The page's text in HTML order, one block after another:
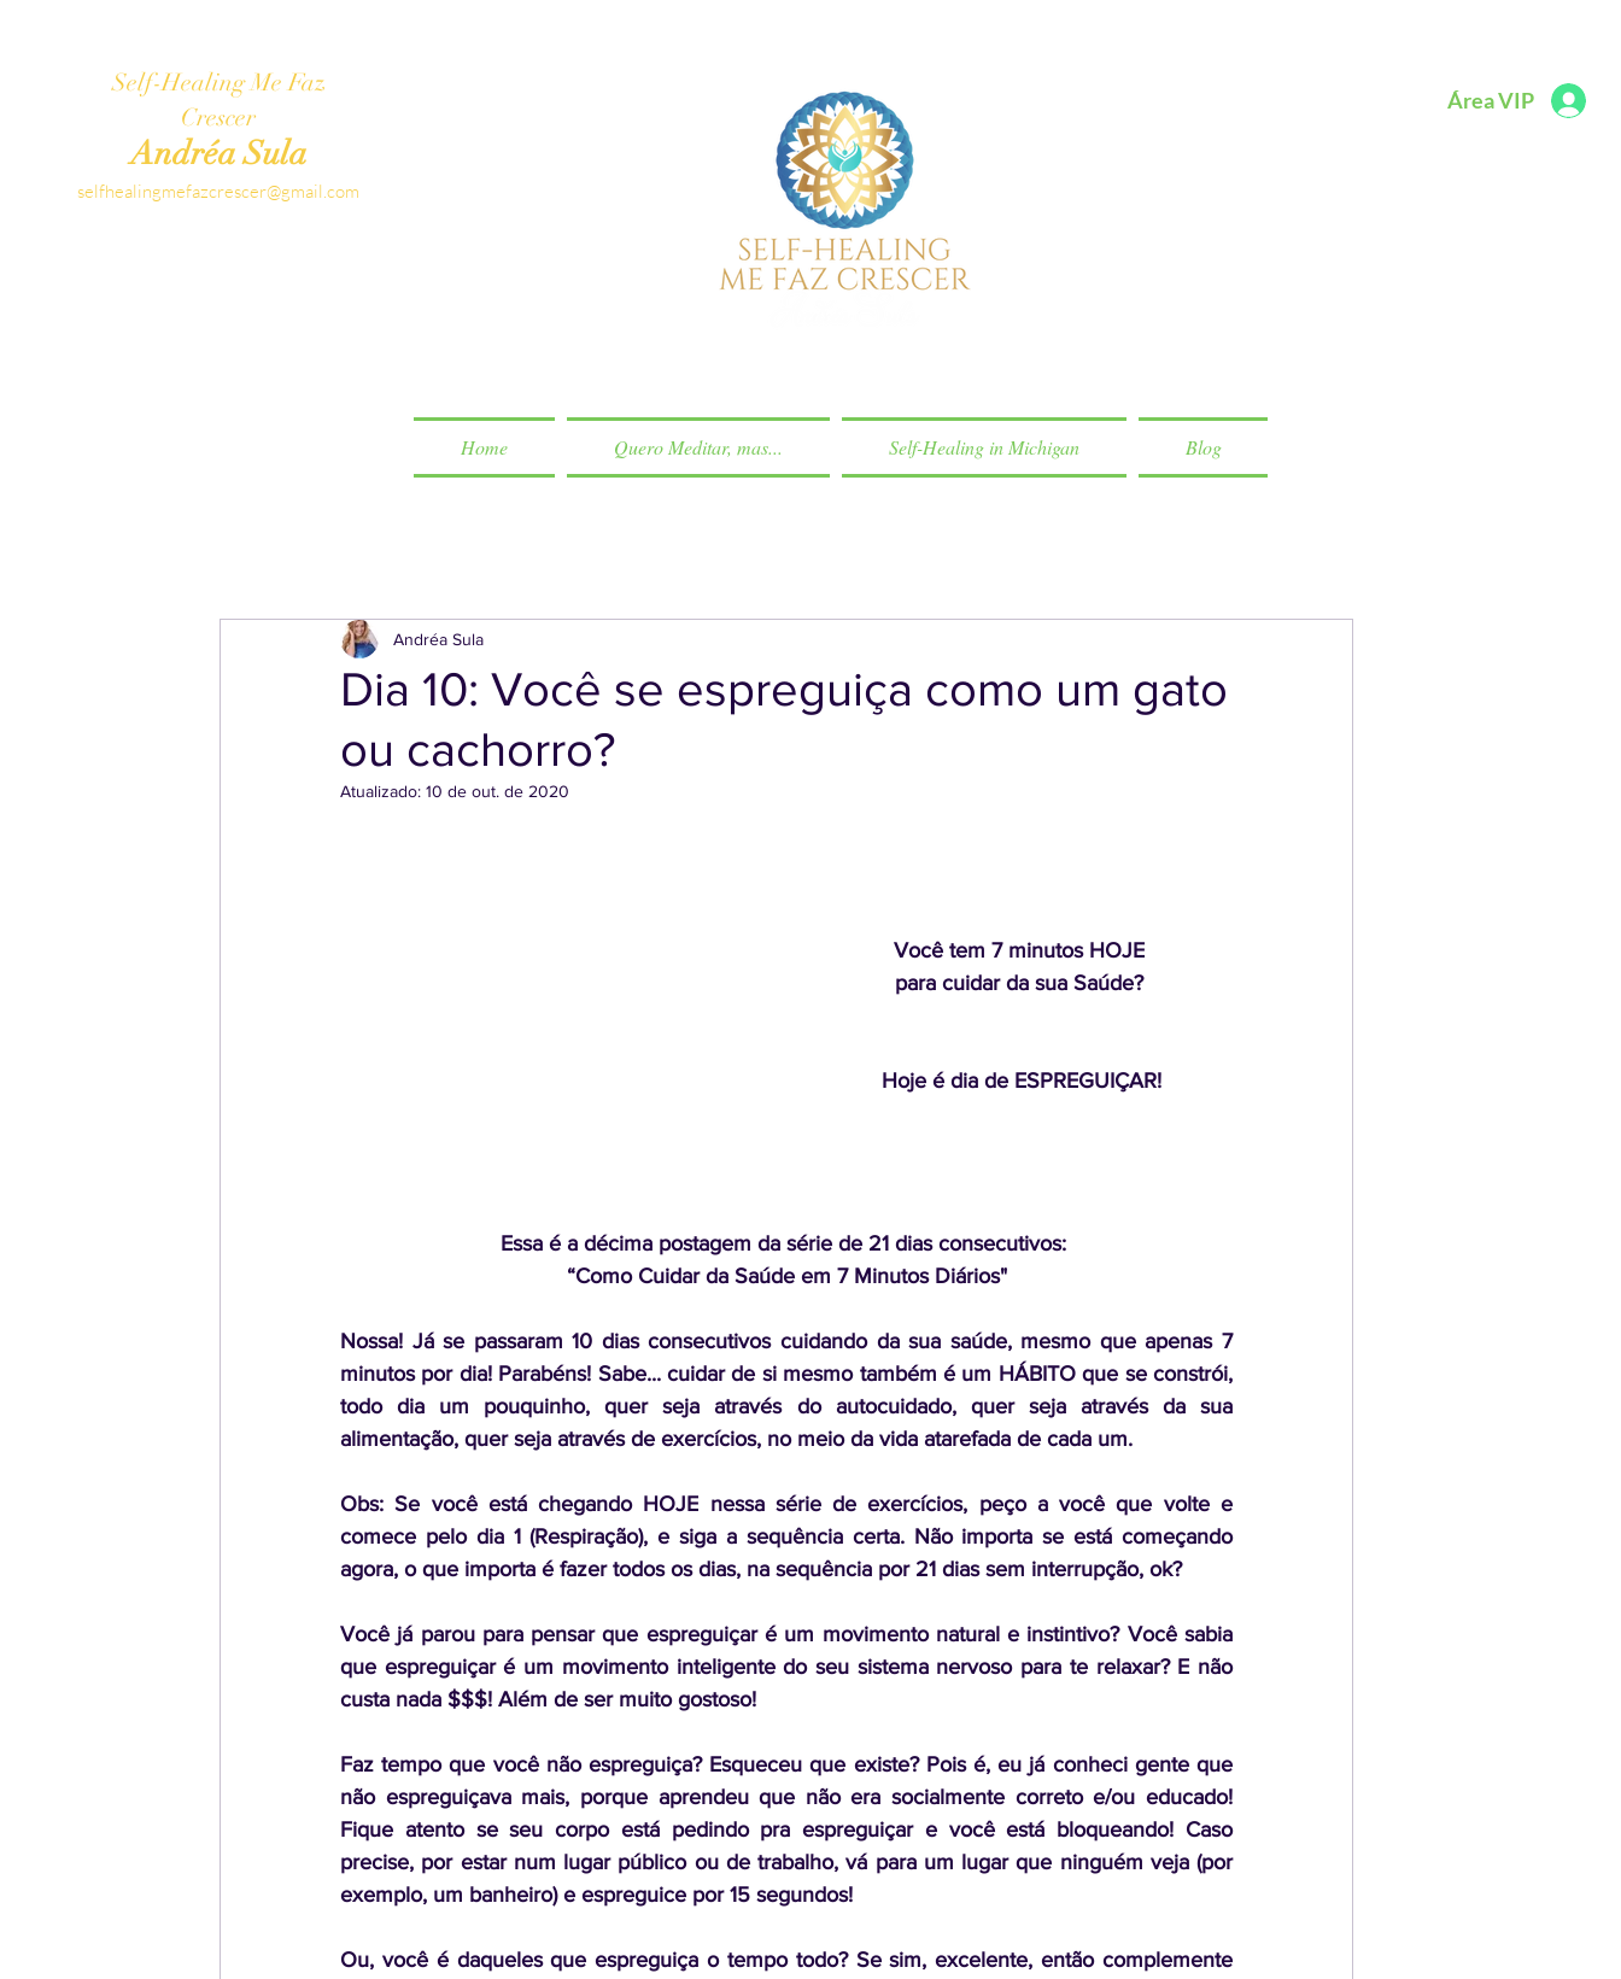
Self-Healing Me Faz
Crescer
Andréa Sula
selfhealingmefazcrescer@gmail.com
Área VIP
Home Quero Meditar, mas... Self-Healing in Michigan Blog
Dia 10: Você se espreguiça como um gato
ou cachorro?
Andréa Sula
Atualizado: 10 de out. de 2020
Você tem 7 minutos HOJE
para cuidar da sua Saúde?
Hoje é dia de ESPREGUIÇAR!
Essa é a décima postagem da série de 21 dias consecutivos:
“Como Cuidar da Saúde em 7 Minutos Diários"
Nossa! Já se passaram 10 dias consecutivos cuidando da sua saúde, mesmo que apenas 7
minutos por dia! Parabéns! Sabe... cuidar de si mesmo também é um HÁBITO que se constrói,
todo dia um pouquinho, quer seja através do autocuidado, quer seja através da sua
alimentação, quer seja através de exercícios, no meio da vida atarefada de cada um.
Obs: Se você está chegando HOJE nessa série de exercícios, peço a você que volte e
comece pelo dia 1 (Respiração), e siga a sequência certa. Não importa se está começando
agora, o que importa é fazer todos os dias, na sequência por 21 dias sem interrupção, ok?
Você já parou para pensar que espreguiçar é um movimento natural e instintivo? Você sabia
que espreguiçar é um movimento inteligente do seu sistema nervoso para te relaxar? E não
custa nada $$$! Além de ser muito gostoso!
Faz tempo que você não espreguiça? Esqueceu que existe? Pois é, eu já conheci gente que
não espreguiçava mais, porque aprendeu que não era socialmente correto e/ou educado!
Fique atento se seu corpo está pedindo pra espreguiçar e você está bloqueando! Caso
precise, por estar num lugar público ou de trabalho, vá para um lugar que ninguém veja (por
exemplo, um banheiro) e espreguice por 15 segundos!
Ou, você é daqueles que espreguiça o tempo todo? Se sim, excelente, então complemente